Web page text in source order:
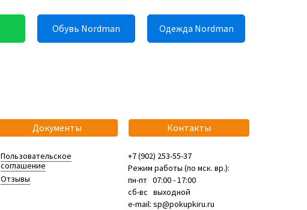
Обувь Nordman Одежда Nordman
Документы
Пользовательское
соглашение
Отзывы
Контакты
+7 (902) 253-55-37
Режим работы (по мск. вр.):
пн-пт 07:00 - 17:00
сб-вс выходной
e-mail: sp@pokupkiru.ru